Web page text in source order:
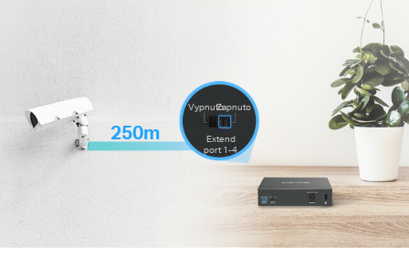
250m
VypnutoZapnuto
Extend
port 1-4